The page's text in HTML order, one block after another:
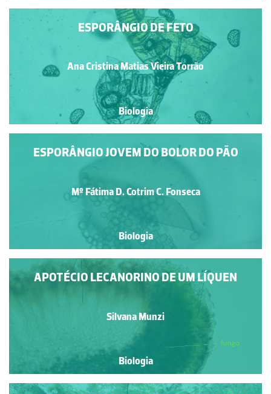
ESPORÂNGIO DE FETO
Ana Cristina Matias Vieira Torrão
Biologia
ESPORÂNGIO JOVEM DO BOLOR DO PÃO
Mº Fátima D. Cotrim C. Fonseca
Biologia
APOTÉCIO LECANORINO DE UM LÍQUEN
Silvana Munzi
Biologia